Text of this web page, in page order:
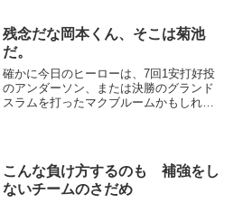
残念だな岡本くん、そこは菊池
だ。
確かに今日のヒーローは、7回1安打好投
のアンダーソン、または決勝のグランド
スラムを打ったマクブルームかもしれな
て、まずい流れだっ...
こんな負け方するのも 補強をし
ないチームのさだめ